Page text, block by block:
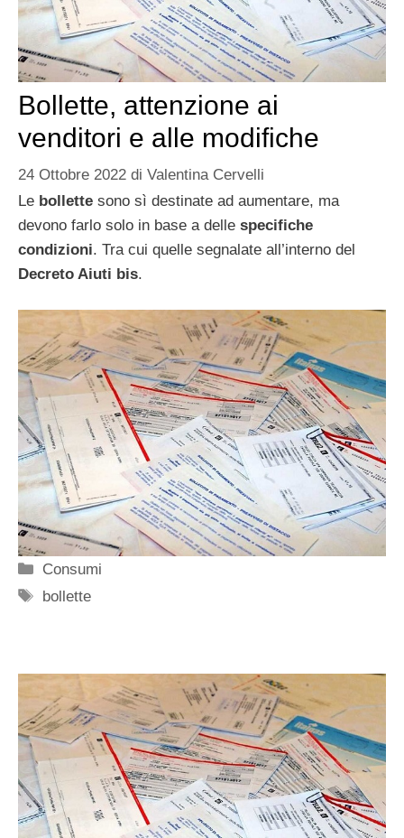
Bollette, attenzione ai
venditori e alle modifiche
24 Ottobre 2022 di Valentina Cervelli
Le bollette sono sì destinate ad aumentare, ma
devono farlo solo in base a delle specifiche
condizioni. Tra cui quelle segnalate all’interno del
Decreto Aiuti bis.
Categorie
Consumi
Tag
bollette